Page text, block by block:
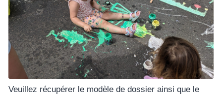
Veuillez récupérer le modèle de dossier ainsi que le